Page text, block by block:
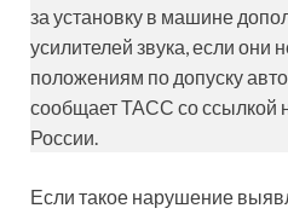
за установку в машине
усилителей звука, если они
положениям по допуску
сообщает ТАСС со ссылкой
России.
Если такое нарушение